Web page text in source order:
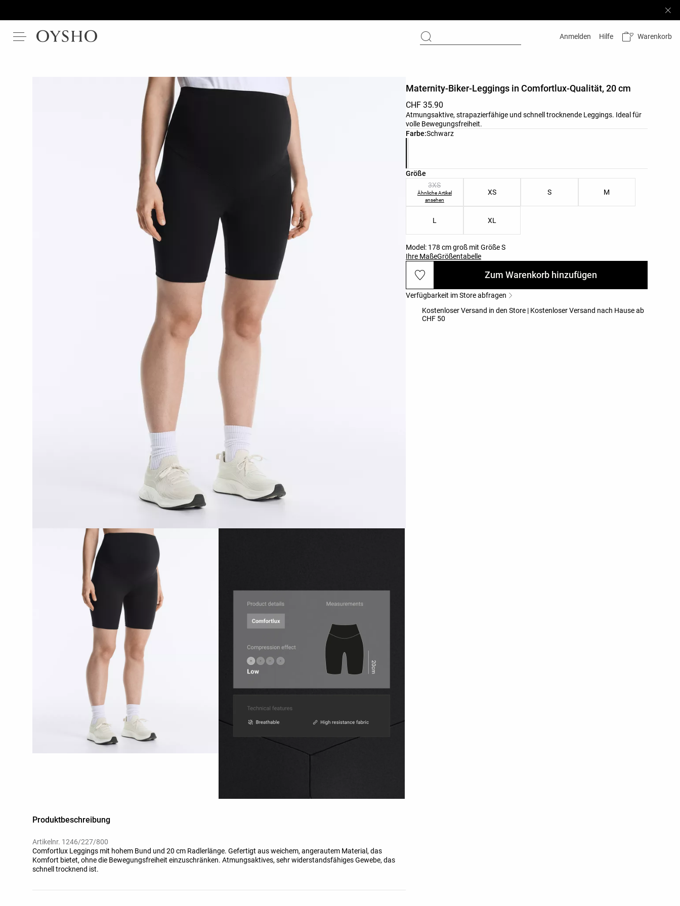
Anmelden Hilfe Warenkorb
Produktbeschreibung
Artikelnr. 1246/227/800
Comfortlux Leggings mit hohem Bund und 20 cm Radlerlänge. Gefertigt aus weichem, angerautem Material, das
Komfort bietet, ohne die Bewegungsfreiheit einzuschränken. Atmungsaktives, sehr widerstandsfähiges Gewebe, das
schnell trocknend ist.
Farbe:Schwarz
Produktfarbliste
Maternity-Biker-Leggings in Comfortlux-Qualität, 20 cm
CHF 35.90
Atmungsaktive, strapazierfähige und schnell trocknende Leggings. Ideal für
volle Bewegungsfreiheit.
Größe
Produktgrößenliste
3XS
Ähnliche Artikel
ansehen
XS S M
L XL
Model: 178 cm groß mit Größe S
Ihre MaßeGrößentabelle
Zum Warenkorb hinzufügen
Verfügbarkeit im Store abfragen
Kostenloser Versand in den Store | Kostenloser Versand nach Hause ab
CHF 50